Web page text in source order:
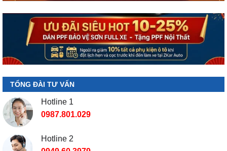
TỔNG ĐÀI TƯ VẤN
Hotline 1
0987.801.029
Hotline 2